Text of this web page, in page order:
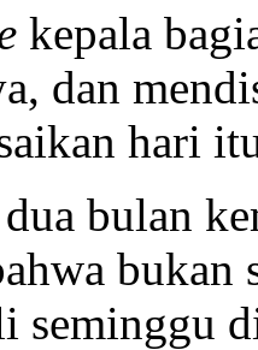
kepala
dan
hari
dua bulan
bukan
seminggu